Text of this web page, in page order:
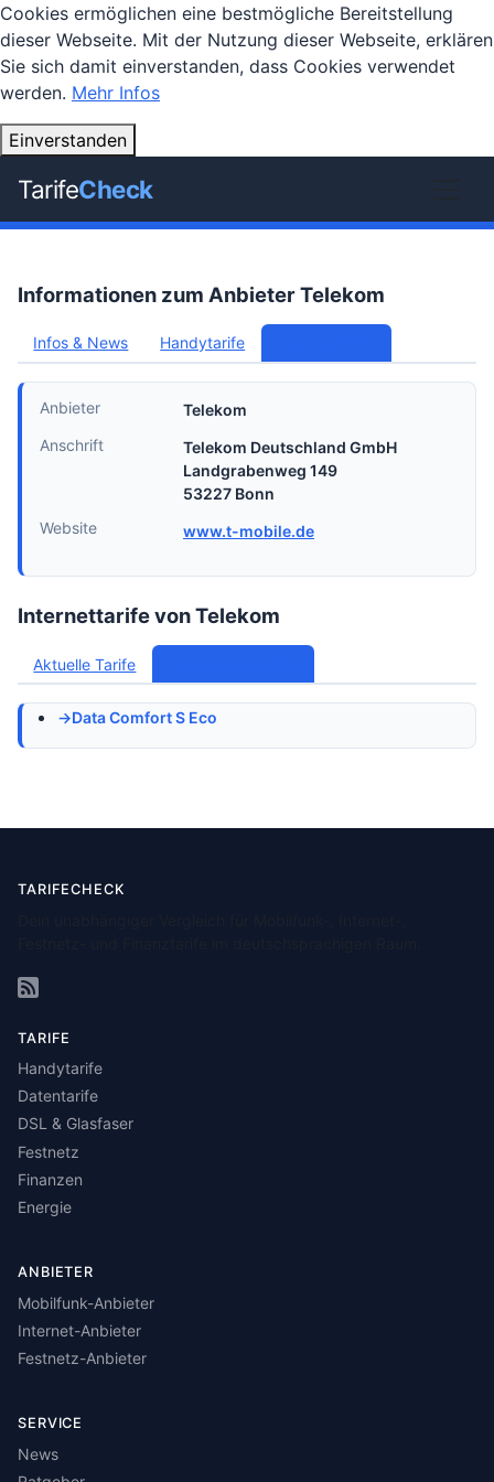
Cookies ermöglichen eine bestmögliche Bereitstellung
dieser Webseite. Mit der Nutzung dieser Webseite, erklären
Sie sich damit einverstanden, dass Cookies verwendet
werden. Mehr Infos
Einverstanden
TarifeCheck
Informationen zum Anbieter Telekom
Infos & News Handytarife
Anbieter
Telekom
Anschrift
Telekom Deutschland GmbH
Landgrabenweg 149
53227 Bonn
Website
www.t-mobile.de
Internettarife von Telekom
Aktuelle Tarife
Data Comfort S Eco
TARIFECHECK
TARIFE
Handytarife
Datentarife
DSL & Glasfaser
Festnetz
Finanzen
Energie
ANBIETER
Mobilfunk-Anbieter
Internet-Anbieter
Festnetz-Anbieter
SERVICE
News